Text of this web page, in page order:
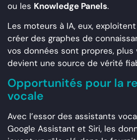
ou les Knowledge Panels.
Les moteurs à IA, eux,
créer des graphes de
vos données sont propres,
devient une source de vérité
Opportunités pour la
vocale
Avec l’essor des assistants
Google Assistant et Siri, les